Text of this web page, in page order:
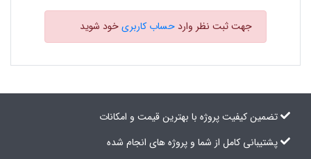
جهت ثبت نظر وارد حساب کاربریخود شوید
تضمین کیفیت پروژه با بهترین قیمت و امکانات
پشتیبانی کامل از شما و پروژه های انجام شده